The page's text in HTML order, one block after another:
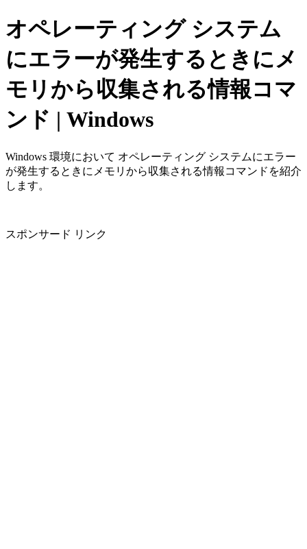
オペレーティング システム
にエラーが発生するときにメ
モリから収集される情報コマ
ンド | Windows
Windows 環境において オペレーティング システムにエラー
が発生するときにメモリから収集される情報コマンドを紹介
します。
スポンサード リンク